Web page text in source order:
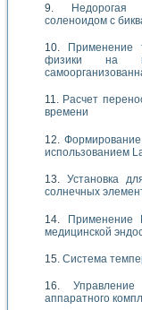
Недорогая
соленоидом с
Применение
физики на
Расчет
времени
использованием
Установка
солнечных
Применение
медицинской
Система
аппаратного